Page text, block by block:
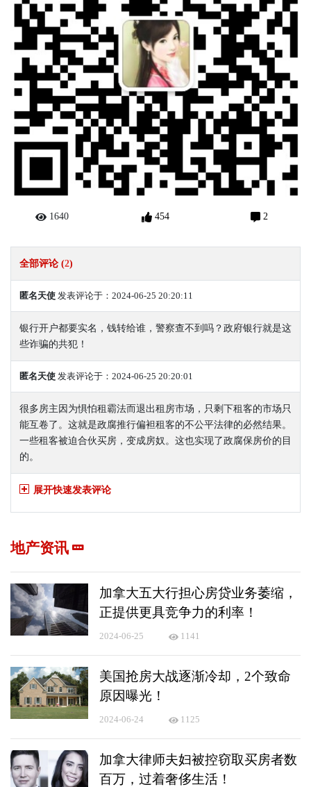
1640 454 2
全部评论 (2)
匿名天使 发表评论于：2024-06-25 20:20:11
银行开户都要实名，钱转给谁，警察查不到吗？政府银行就是这
些诈骗的共犯！
匿名天使 发表评论于：2024-06-25 20:20:01
很多房主因为惧怕租霸法而退出租房市场，只剩下租客的市场只
能互卷了。这就是政腐推行偏袒租客的不公平法律的必然结果。
一些租客被迫合伙买房，变成房奴。这也实现了政腐保房价的目
的。
展开快速发表评论
地产资讯
加拿大五大行担心房贷业务萎缩，
正提供更具竞争力的利率！
2024-06-25 1141
美国抢房大战逐渐冷却，2个致命
原因曝光！
2024-06-24 1125
加拿大律师夫妇被控窃取买房者数
百万，过着奢侈生活！